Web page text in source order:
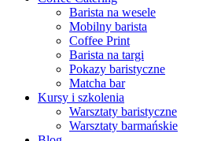
Barista na wesele
Mobilny barista
Coffee Print
Barista na targi
Pokazy baristyczne
Matcha bar
Kursy i szkolenia
Warsztaty baristyczne
Warsztaty barmańskie